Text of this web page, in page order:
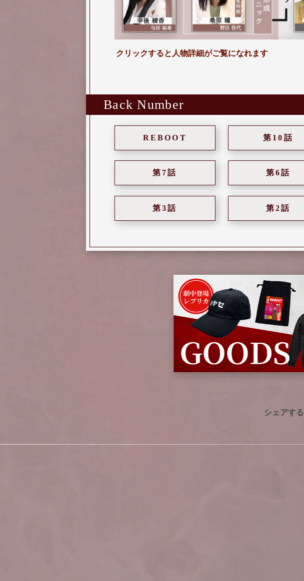
クリックすると人物詳細がご覧になれます
Back Number
REBOOT 第10話
第7話 第6話
第3話 第2話
シェアする